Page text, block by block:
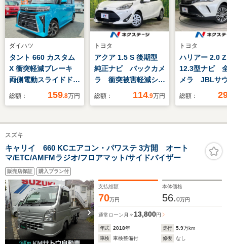
ダイハツ
タント 660 カスタム
X 衝突軽減ブレーキ
両側電動スライドド
ア オートライト オ
ドリングストップ コ
ーナーセンサー LED
ヘッドライト ステア
リングスイッチ 後席
シートバックテーブル
総額： 159.8万円
トヨタ
アクア 1.5 S 後期型
純正ナビ バックカメ
ラ 衝突被害軽減シス
テム 禁煙車 ドラレ
ETC オートハイビー
ートライト オートエ
アコン Bluetooth
総額： 114.9万円
トヨタ
ハリアー 2.0
12.3型ナビ
メラ JBLサ
衝突軽減 レ
ート ハーフ
ー スマー
LEDヘッド
総額：
スズキ
キャリイ 660 KCエアコン・パワステ 3方開 オート
マ/ETC/AMFMラジオ/フロアマット/サイドバイザー
販売店保証 購入プラン付
支払総額
70万円
本体価格
56.0万円
通常ローン 月々 13,800円
年式 2018年 走行 5.9万km
車検
車検整備付 修復
なし